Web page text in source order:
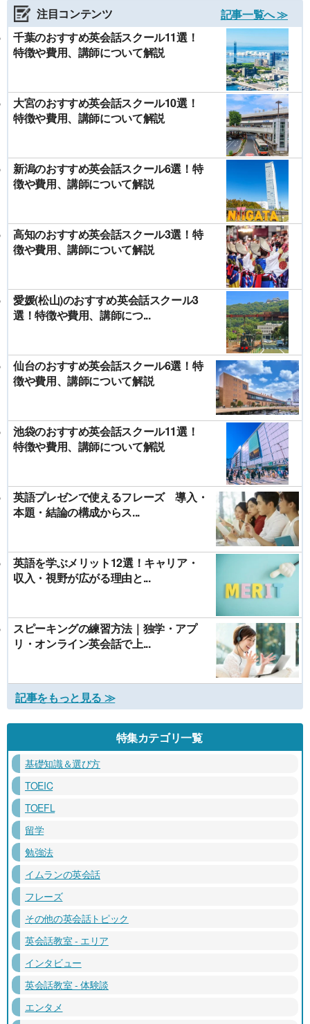
注目コンテンツ
記事一覧へ ≫
千葉のおすすめ英会話スクール11選！
特徴や費用、講師について解説
大宮のおすすめ英会話スクール10選！
特徴や費用、講師について解説
新潟のおすすめ英会話スクール6選！特
徴や費用、講師について解説
高知のおすすめ英会話スクール3選！特
徴や費用、講師について解説
愛媛(松山)のおすすめ英会話スクール3
選！特徴や費用、講師につ...
仙台のおすすめ英会話スクール6選！特
徴や費用、講師について解説
池袋のおすすめ英会話スクール11選！
特徴や費用、講師について解説
英語プレゼンで使えるフレーズ 導入・
本題・結論の構成からス...
英語を学ぶメリット12選！キャリア・
収入・視野が広がる理由と...
スピーキングの練習方法｜独学・アプ
リ・オンライン英会話で上...
記事をもっと見る ≫
特集カテゴリ一覧
基礎知識＆選び方
TOEIC
TOEFL
留学
勉強法
イムランの英会話
フレーズ
その他の英会話トピック
英会話教室 - エリア
インタビュー
英会話教室 - 体験談
エンタメ